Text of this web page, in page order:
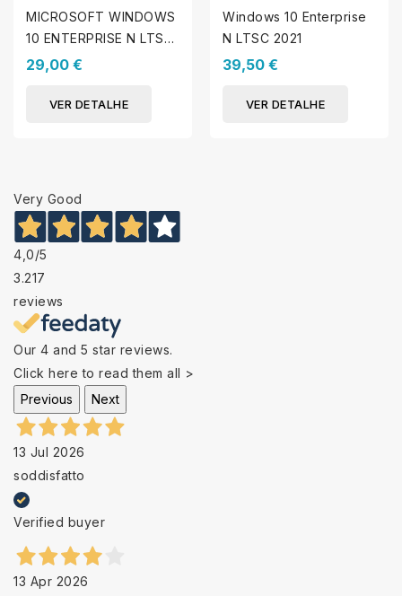
MICROSOFT WINDOWS
10 ENTERPRISE N LTSC
2019
29,00 €
VER DETALHE
Windows 10 Enterprise
N LTSC 2021
39,50 €
VER DETALHE
Very Good
4,0/5
3.217
reviews
Our 4 and 5 star reviews.
Click here to read them all >
Previous
Next
13 Jul 2026
soddisfatto
Verified buyer
13 Apr 2026